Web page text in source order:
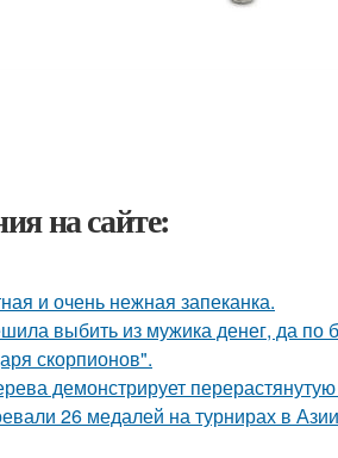
на сайте:
и очень нежная запеканка.
выбить из мужика денег, да по
скорпионов".
демонстрирует
26 медалей на турнирах в